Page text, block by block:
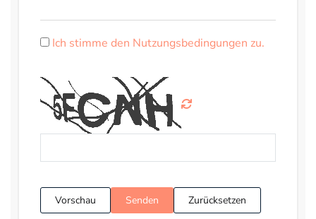
Ich stimme den Nutzungsbedingungen zu.
Vorschau Senden Zurücksetzen